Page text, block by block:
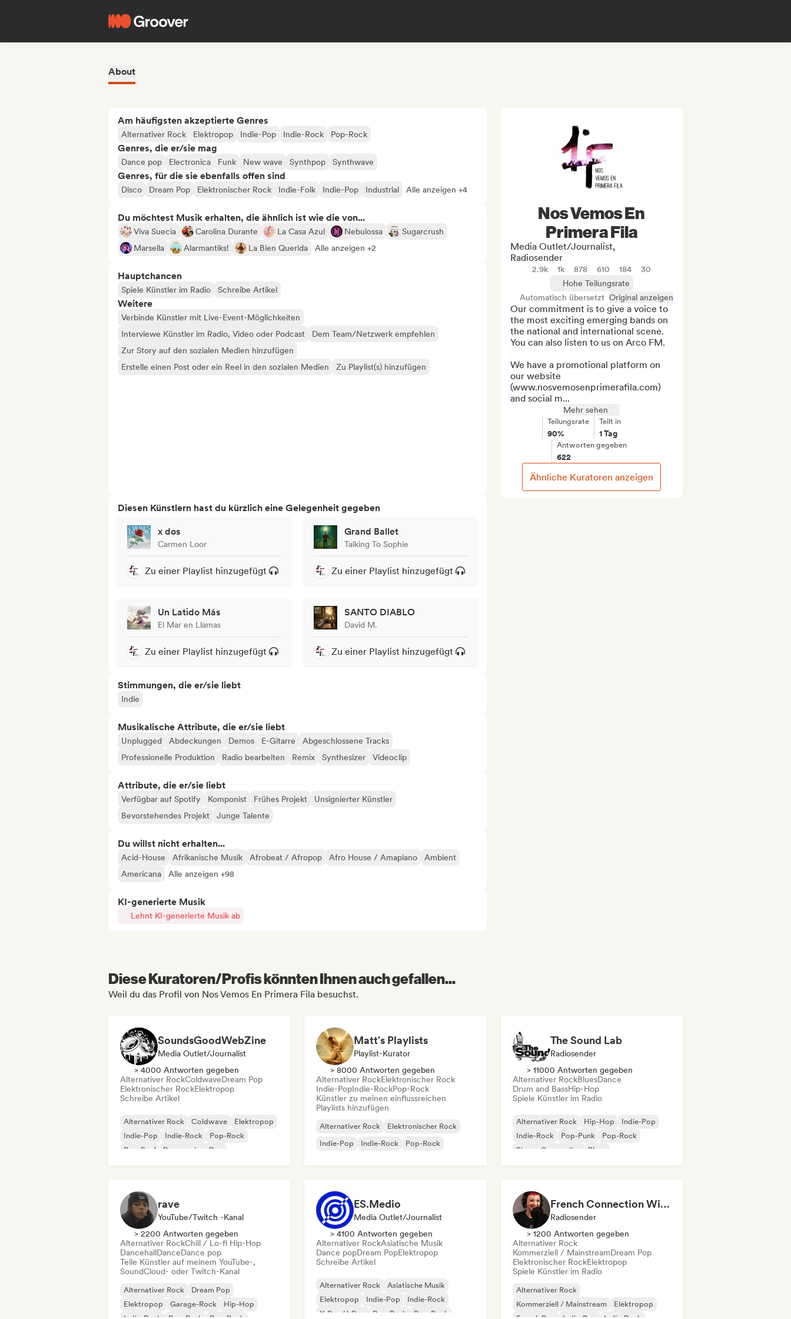
About
Am häufigsten akzeptierte Genres
Alternativer Rock Elektropop Indie-Pop Indie-Rock Pop-Rock
Genres, die er/sie mag
Dance pop Electronica Funk New wave Synthpop Synthwave
Genres, für die sie ebenfalls offen sind
Disco Dream Pop Elektronischer Rock Indie-Folk Indie-Pop Industrial Alle anzeigen +4
Du möchtest Musik erhalten, die ähnlich ist wie die von...
Viva Suecia Carolina Durante La Casa Azul Nebulossa
Sugarcrush
Marsella
Alarmantiks! La Bien Querida Alle anzeigen +2
Hauptchancen
Spiele Künstler im Radio Schreibe Artikel
Weitere
Verbinde Künstler mit Live-Event-Möglichkeiten
Interviewe Künstler im Radio, Video oder Podcast
Dem Team/Netzwerk empfehlen
Zur Story auf den sozialen Medien hinzufügen
Erstelle einen Post oder ein Reel in den sozialen Medien
Zu Playlist(s) hinzufügen
Diesen Künstlern hast du kürzlich eine Gelegenheit gegeben
x dos
Carmen Loor
Zu einer Playlist hinzugefügt
Grand Ballet
Talking To Sophie
Zu einer Playlist hinzugefügt
Un Latido Más
El Mar en Llamas
Zu einer Playlist hinzugefügt
SANTO DIABLO
David M.
Zu einer Playlist hinzugefügt
Stimmungen, die er/sie liebt
Indie
Musikalische Attribute, die er/sie liebt
Unplugged Abdeckungen Demos E-Gitarre
Abgeschlossene Tracks
Professionelle Produktion
Radio bearbeiten Remix Synthesizer Videoclip
Attribute, die er/sie liebt
Verfügbar auf Spotify Komponist Frühes Projekt
Unsignierter Künstler
Bevorstehendes Projekt
Junge Talente
Du willst nicht erhalten...
Acid-House Afrikanische Musik Afrobeat / Afropop Afro House / Amapiano
Ambient
Americana
Alle anzeigen +98
KI-generierte Musik
Lehnt KI-generierte Musik ab
Nos Vemos En
Primera Fila
Media Outlet/Journalist,
Radiosender
2.9k 1k 878 610 184
30
Hohe Teilungsrate
Automatisch übersetzt Original anzeigen
Our commitment is to give a voice to
the most exciting emerging bands on
the national and international scene.
You can also listen to us on Arco FM.
We have a promotional platform on
our website
(www.nosvemosenprimerafila.com)
and social m...
Mehr sehen
Teilungsrate
90%
Teilt in
1 Tag
Antworten gegeben
622
Ähnliche Kuratoren anzeigen
Diese Kuratoren/Profis könnten Ihnen auch gefallen...
Weil du das Profil von Nos Vemos En Primera Fila besuchst.
SoundsGoodWebZine
Media Outlet/Journalist
> 4000 Antworten gegeben
Alternativer RockColdwaveDream Pop
Elektronischer RockElektropop
Schreibe Artikel
Alternativer Rock Coldwave
Elektropop
Indie-Pop
Indie-Rock
Pop-Rock
Pop-Soul
Progressiver Pop
Matt's Playlists
Playlist-Kurator
> 8000 Antworten gegeben
Alternativer RockElektronischer Rock
Indie-PopIndie-RockPop-Rock
Künstler zu meinen einflussreichen
Playlists hinzufügen
Alternativer Rock
Elektronischer Rock
Indie-Pop
Indie-Rock Pop-Rock
The Sound Lab
Radiosender
> 11000 Antworten gegeben
Alternativer RockBluesDance
Drum and BassHip-Hop
Spiele Künstler im Radio
Alternativer Rock Hip-Hop
Indie-Pop
Indie-Rock
Pop-Punk
Pop-Rock
Singer-Songwriter
Blues
rave
YouTube/Twitch -Kanal
> 2200 Antworten gegeben
Alternativer RockChill / Lo-fi Hip-Hop
DancehallDanceDance pop
Teile Künstler auf meinem YouTube-,
SoundCloud- oder Twitch-Kanal
Alternativer Rock
Dream Pop
Elektropop
Garage-Rock
Hip-Hop
ES.Medio
Media Outlet/Journalist
> 4100 Antworten gegeben
Alternativer RockAsiatische Musik
Dance popDream PopElektropop
Schreibe Artikel
Alternativer Rock
Asiatische Musik
Elektropop
Indie-Pop
Indie-Rock
K-Pop/J-Pop
Pop-Punk Pop-Rock
French Connection With Emma
Radiosender
> 1200 Antworten gegeben
Alternativer Rock
Kommerziell / MainstreamDream Pop
Elektronischer RockElektropop
Spiele Künstler im Radio
Alternativer Rock
Kommerziell / Mainstream
Elektropop